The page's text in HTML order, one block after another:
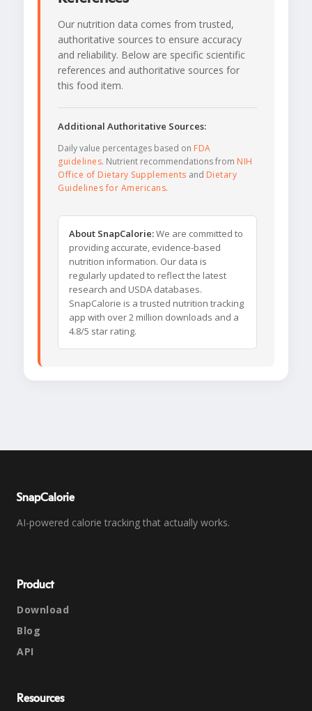
Our nutrition data comes from trusted,
authoritative sources to ensure accuracy
and reliability. Below are specific scientific
references and authoritative sources for
this food item.
Additional Authoritative Sources:
Daily value percentages based on FDA
guidelines. Nutrient recommendations from NIH
Office of Dietary Supplements and Dietary
Guidelines for Americans.
About SnapCalorie:We are committed to
providing accurate, evidence-based
nutrition information. Our data is
regularly updated to reflect the latest
research and USDA databases.
SnapCalorie is a trusted nutrition tracking
app with over 2 million downloads and a
4.8/5 star rating.
SnapCalorie
AI-powered calorie tracking that actually works.
Product
Download
Blog
API
Resources